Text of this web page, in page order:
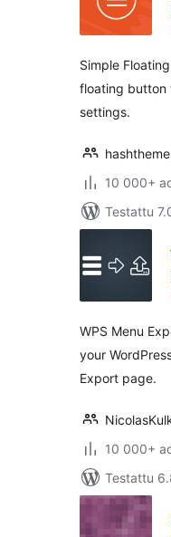
Simple
floating button
settings.
10 000+
Testattu
WPS Menu
your
Export page.
10 000+
Testattu